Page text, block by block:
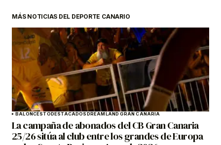
MÁS NOTICIAS DEL DEPORTE CANARIO
BALONCESTODESTACADOSDREAMLAND GRAN CANARIA
La campaña de abonados del CB Gran Canaria
25/26 sitúa al club entre los grandes de Europa